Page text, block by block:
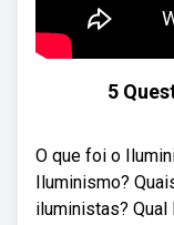
5
O que foi o
Iluminismo?
iluministas? Qual